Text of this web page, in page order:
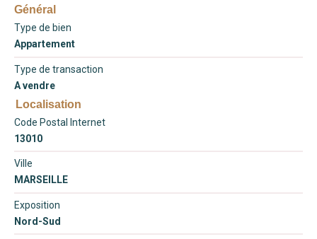
Général
Type de bien
Appartement
Type de transaction
A vendre
Localisation
Code Postal Internet
13010
Ville
MARSEILLE
Exposition
Nord-Sud